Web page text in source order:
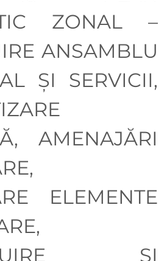
ZONAL –
ANSAMBLU
ȘI SERVICII,
AMENAJĂRI
ELEMENTE
ȘI